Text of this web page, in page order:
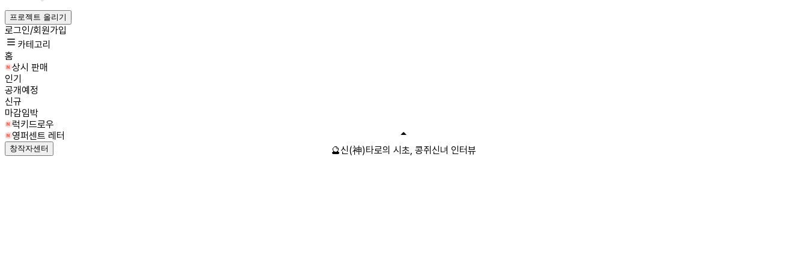
프로젝트 올리기
로그인/회원가입
카테고리
홈
상시 판매
인기
공개예정
신규
마감임박
럭키드로우
영퍼센트 레터
창작자센터 🔮신(神)타로의 시초, 콩쥐신녀 인터뷰